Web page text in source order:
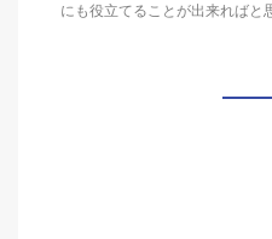
にも役立てることが出来ればと